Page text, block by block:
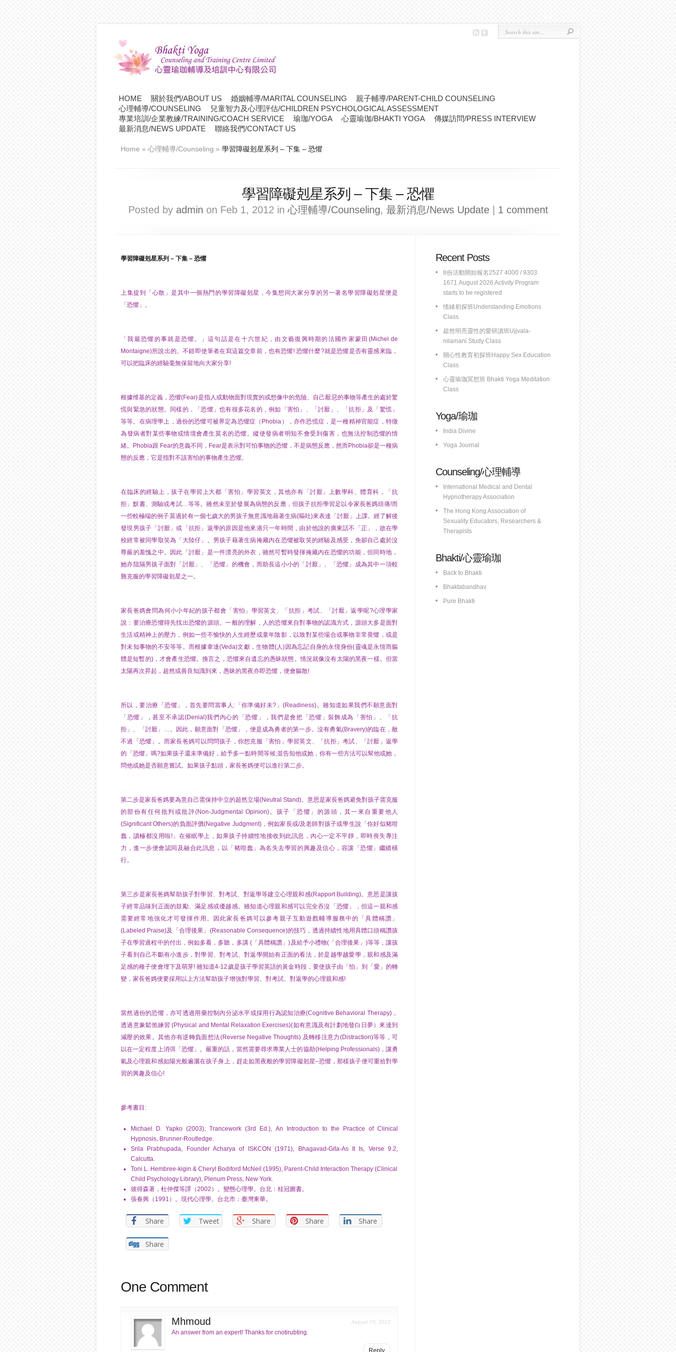
HOME 關於我們/ABOUT US 婚姻輔導/MARITAL COUNSELING
親子輔導/PARENT-CHILD COUNSELING
心理輔導/COUNSELING
兒童智力及心理評估/CHILDREN PSYCHOLOGICAL ASSESSMENT
專業培訓/企業教練/TRAINING/COACH SERVICE
瑜珈/YOGA 心靈瑜珈/BHAKTI YOGA
傳媒訪問/PRESS INTERVIEW
最新消息/NEWS UPDATE
聯絡我們/CONTACT US
Home » 心理輔導/Counseling » 學習障礙剋星系列 – 下集 – 恐懼
學習障礙剋星系列 – 下集 – 恐懼
Posted by admin on Feb 1, 2012 in心理輔導/Counseling, 最新消息/News Update| 1 comment
學習障礙剋星系列 – 下集 – 恐懼
上集提到「心散」是其中一個熱門的學習障礙剋星，今集想同大家分享的另一著名學習障礙剋星便是
「恐懼」。
「我最恐懼的事就是恐懼。」這句話是在十六世紀，由文藝復興時期的法國作家蒙田(Michel de
Montaigne)所說出的。不錯即使筆者在寫這篇交章前，也有恐懼! 恐懼什麼?就是恐懼是否有靈感來臨，
可以把臨床的經驗毫無保留地向大家分享!
根據维基的定義，恐懼(Fear)是指人或動物面對現實的或想像中的危險、自己厭惡的事物等產生的處於驚
慌與緊急的狀態。同樣的，「恐懼」也有很多花名的，例如「害怕」、「討厭」、「抗拒」及「驚慌」
等等。在病理學上，過份的恐懼可被界定為恐懼症（Phobia），亦作恐慌症，是一種精神官能症，特徵
為發病者對某些事物或情境會產生莫名的恐懼。縱使發病者明知不會受到傷害，也無法控制恐懼的情
緒。Phobia跟 Fear的意義不同，Fear是表示對可怕事物的恐懼，不是病態反應，然而Phobia卻是一種病
態的反應，它是指對不該害怕的事物產生恐懼。
在臨床的經驗上，孩子在學習上大都「害怕」學習英文，其他亦有「討厭」上數學科、體育科，「抗
拒」默書、測驗或考試…等等。雖然未至於發展為病態的反應，但孩子抗拒學習足以令家長爸媽頭痛!而
一些較極端的例子莫過於有一個七歲大的男孩子無意識地藉著生病(嘔吐)來表達「討厭」上課。經了解後
發現男孩子「討厭」或「抗拒」返學的原因是他來港只一年時間，由於他說的廣東話不「正」，故在學
校經常被同學取笑為「大陸仔」。男孩子藉著生病掩藏內在恐懼被取笑的經驗及感受，免卻自己處於沒
尊嚴的羞愧之中。因此「討厭」是一件漂亮的外衣，雖然可暫時發揮掩藏內在恐懼的功能，但同時地，
她亦阻隔男孩子面對「討厭」、「恐懼」的機會，而助長這小小的「討厭」、「恐懼」成為其中一項較
難克服的學習障礙剋星之一。
家長爸媽會問為何小小年紀的孩子都會「害怕」學習英文、「抗拒」考試、「討厭」返學呢?心理學家
說：要治療恐懼得先找出恐懼的源頭。一般的理解，人的恐懼來自對事物的認識方式，源頭大多是面對
生活或精神上的壓力，例如一些不愉快的人生經歷或童年陰影，以致對某些場合或事物非常畏懼，或是
對未知事物的不安等等。而根據韋達(Veda)文獻，生物體(人)因為忘記自身的永恆身份(靈魂是永恆而軀
體是短暫的)，才會產生恐懼。換言之，恐懼來自遺忘的愚昧狀態。情況就像沒有太陽的黑夜一樣。但當
太陽再次昇起，超然或善良知識到來，愚昧的黑夜亦即恐懼，便會軀散!
所以，要治療「恐懼」，首先要問當事人:「你準備好未?」(Readiness)。雖知道如果我們不願意面對
「恐懼」，甚至不承認(Denial)我們內心的「恐懼」，我們是會把「恐懼」裝飾成為「害怕」、「抗
拒」、「討厭」…。因此，願意面對「恐懼」，便是成為勇者的第一步。沒有勇氣(Bravery)的臨在，敵
不過「恐懼」。而家長爸媽可以問問孩子，你想克服「害怕」學習英文、「抗拒」考試、「討厭」返學
的「恐懼」嗎?如果孩子還未準備好，給予多一點時間等候;並告知他或她，你有一些方法可以幫他或她，
問他或她是否願意嘗試。如果孩子點頭，家長爸媽便可以進行第二步。
第二步是家長爸媽要為意自己需保持中立的超然立場(Neutral Stand)。意思是家長爸媽避免對孩子需克服
的部份有任何批判或批評(Non-Judgmental Opinion)。孩子「恐懼」的源頭，其一來自重要他人
(Significant Others)的負面評價(Negative Judgment)，例如家長或/及老師對孩子或學生說「你好似豬咁
蠢，讀極都沒用啦!」在催眠學上，如果孩子持續性地接收到此訊息，內心一定不平靜，即時喪失專注
力，進一步便會認同及融合此訊息，以「豬咁蠢」為名失去學習的興趣及信心，容讓「恐懼」繼續橫
行。
第三步是家長爸媽幫助孩子對學習、對考試、對返學等建立心理親和感(Rapport Building)。意思是讓孩
子經常品味到正面的鼓勵、滿足感或優越感。雖知道心理親和感可以完全吞沒「恐懼」，但這一親和感
需要經常地強化才可發揮作用。因此家長爸媽可以參考親子互動遊戲輔導服務中的「具體稱讚」
(Labeled Praise)及「合理後果」(Reasonable Consequence)的技巧，透過持續性地用具體口頭稱讚孩
子在學習過程中的付出，例如多看，多聽，多講 (「具體稱讚」)及給予小禮物(「合理後果」)等等，讓孩
子看到自己不斷有小進步，對學習、對考試、對返學開始有正面的看法，於是越學越愛學，親和感及滿
足感的種子便會埋下及萌芽! 雖知道4-12歲是孩子學習英語的黃金時段，要使孩子由「怕」到「愛」的轉
變，家長爸媽便要採用以上方法幫助孩子增強對學習、對考試、對返學的心理親和感!
當然過份的恐懼，亦可透過用藥控制內分泌水平或採用行為認知治療(Cognitive Behavioral Therapy)，
透過意象鬆弛練習 (Physical and Mental Relaxation Exercises)(如有意識及有計劃地發白日夢）來達到
減壓的效果。其他亦有逆轉負面想法(Reverse Negative Thoughts) 及轉移注意力(Distraction)等等，可
以在一定程度上消弭「恐懼」。嚴重的話，當然需要尋求專業人士的協助(Helping Professionals)，讓勇
氣及心理親和感如陽光般遍灑在孩子身上，趕走如黑夜般的學習障礙剋星–恐懼，那樣孩子便可重拾對學
習的興趣及信心!
參考書目:
Michael D. Yapko (2003), Trancework (3rd Ed.), An Introduction to the Practice of Clinical
Hypnosis, Brunner-Routledge.
Srila Prabhupada, Founder Acharya of ISKCON (1971), Bhagavad-Gita-As It Is, Verse 9.2,
Calcutta.
Toni L. Hembree-kigin & Cheryl Bodiford McNeil (1995), Parent-Child Interaction Therapy (Clinical
Child Psychology Library), Plenum Press, New York.
彼得森著，杜仲傑等譯（2002）。變態心理學。台北：桂冠圖書。
張春興（1991）。現代心理學。台北市：臺灣東華。
Share Tweet Share Share Share
Share
One Comment
Mhmoud August 19, 2012
An answer from an expert! Thanks for cnotirubting.
Reply
Recent Posts
8份活動開始報名2527 4000 / 9303
1671 August 2026 Activity Program
starts to be registered
情緒初探班Understanding Emotions
Class
超然明亮靈性的愛研讀班Ujjvala-
nilamani Study Class
開心性教育初探班Happy Sex Education
Class
心靈瑜珈冥想班 Bhakti Yoga Meditation
Class
Yoga/瑜珈
India Divine
Yoga Journal
Counseling/心理輔導
International Medical and Dental
Hypnotherapy Association
The Hong Kong Association of
Sexuality Educators, Researchers &
Therapists
Bhakti/心靈瑜珈
Back to Bhakti
Bhaktabandhav
Pure Bhakti